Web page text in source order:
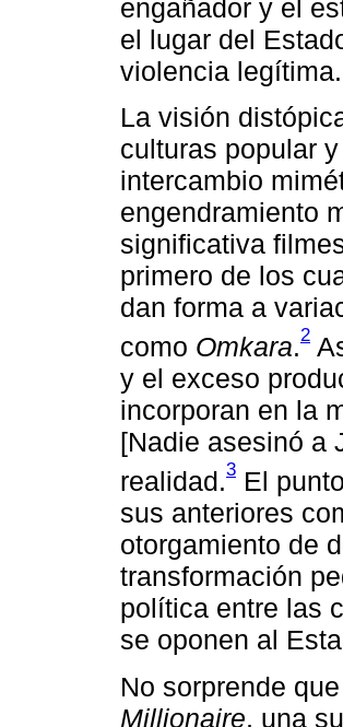
engañador y el
el lugar del
violencia legítima.
La visión
culturas popular
intercambio
engendramiento
significativa
primero de los
dan forma a
como Omkara.2
y el exceso
incorporan en la
[Nadie asesinó a
realidad.3 El
sus anteriores
otorgamiento de
transformación
política entre las
se oponen al
No sorprende
Millionaire, una